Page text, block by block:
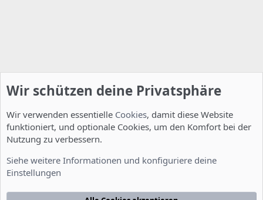
Nutzungsbedingungen Datenschutzerklärung
Wir schützen deine Privatsphäre
Wir verwenden essentielle Cookies, damit diese Website
funktioniert, und optionale Cookies, um den Komfort bei der
Nutzung zu verbessern.
Siehe weitere Informationen und konfiguriere deine
Einstellungen